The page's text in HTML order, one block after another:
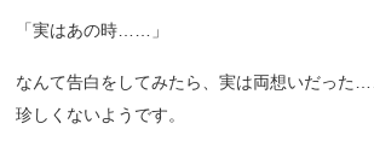
「実はあの時……」
なんて告白をしてみたら、実は両想いだった
珍しくないようです。